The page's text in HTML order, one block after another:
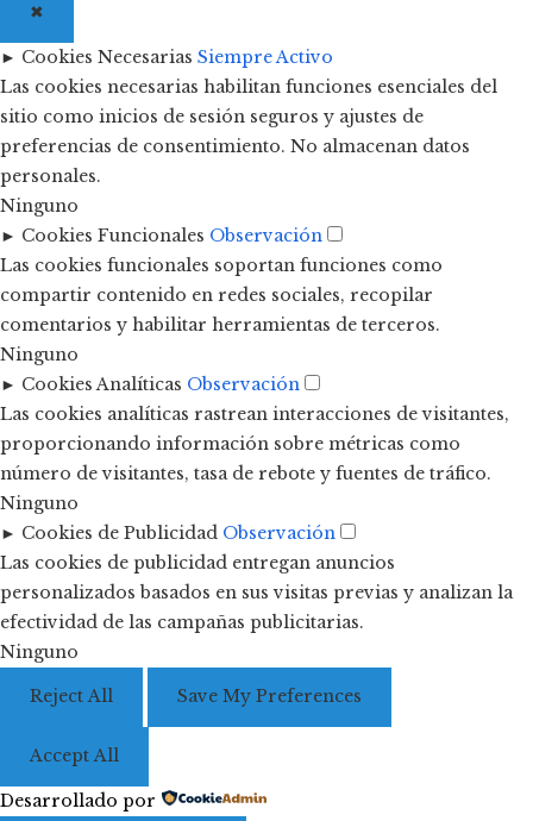
✖
► Cookies Necesarias Siempre Activo
Las cookies necesarias habilitan funciones esenciales del
sitio como inicios de sesión seguros y ajustes de
preferencias de consentimiento. No almacenan datos
personales.
Ninguno
► Cookies Funcionales Observación
Las cookies funcionales soportan funciones como
compartir contenido en redes sociales, recopilar
comentarios y habilitar herramientas de terceros.
Ninguno
► Cookies Analíticas Observación
Las cookies analíticas rastrean interacciones de visitantes,
proporcionando información sobre métricas como
número de visitantes, tasa de rebote y fuentes de tráfico.
Ninguno
► Cookies de Publicidad Observación
Las cookies de publicidad entregan anuncios
personalizados basados en sus visitas previas y analizan la
efectividad de las campañas publicitarias.
Ninguno
Reject All Save My Preferences
Accept All
Desarrollado por